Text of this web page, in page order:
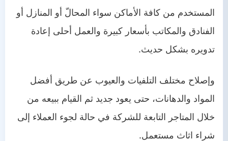
المستخدم من كافة الأماكن سواء المحالّ أو المنازل أو
الفنادق والمكاتب بأسعار كبيرة والعمل أحلى إعادة
تدويره بشكل حديث.
وإصلاح مختلف التلفيات والعيوب عن طريق أفضل
المواد والدهانات، حتى يعود جديد ثم القيام ببيعه من
خلال المتاجر التابعة للشركة في حالة لجوء العملاء إلى
شراء اثاث مستعمل.